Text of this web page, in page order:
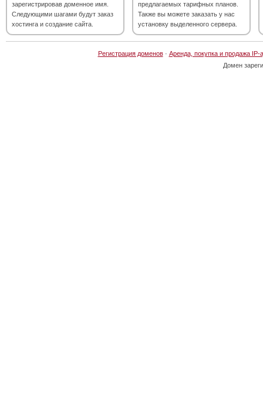
зарегистрировав доменное имя.
Следующими шагами будут заказ
хостинга и создание сайта.
предлагаемых тарифных планов.
Также вы можете заказать у нас
установку выделенного сервера.
Регистрация доменов· Аренда, покупка и продажа IP-
Домен